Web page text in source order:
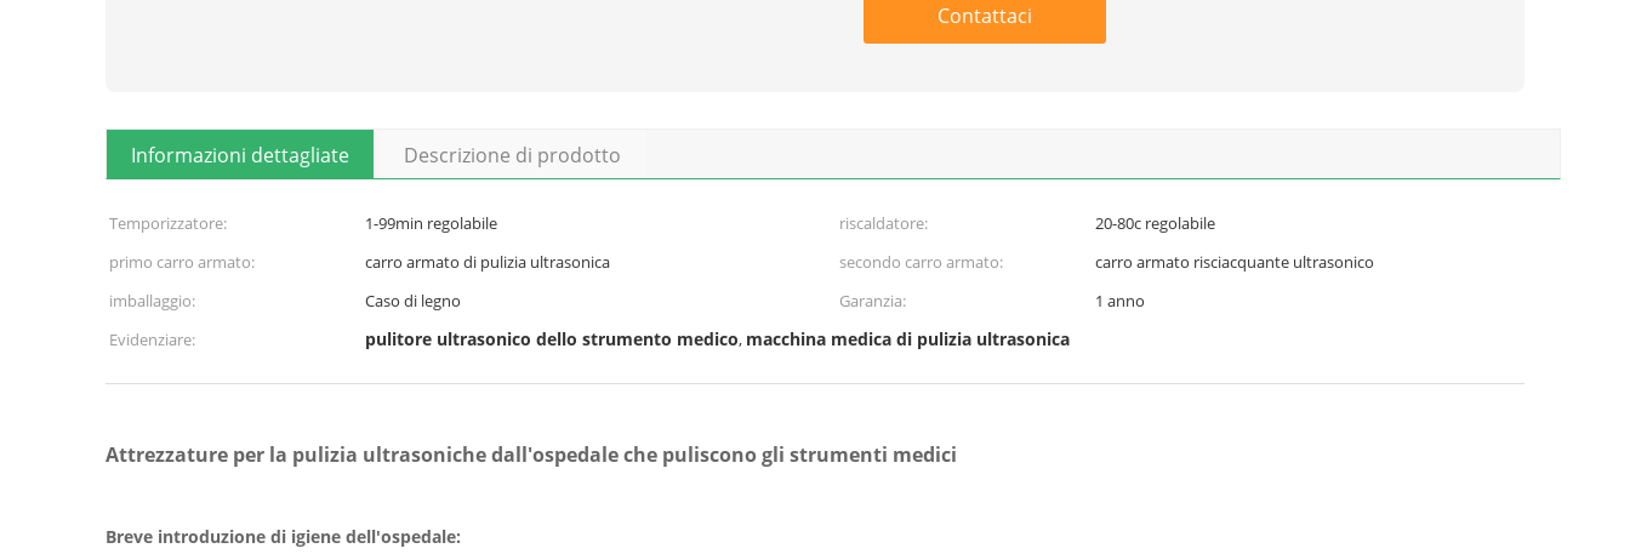
Contattaci
Informazioni dettagliate Descrizione di prodotto
Temporizzatore: 1-99min regolabile riscaldatore:
20-80c regolabile
primo carro armato:
carro armato di pulizia ultrasonica secondo carro armato:
carro armato risciacquante ultrasonico
imballaggio:
Caso di legno Garanzia:
1 anno
Evidenziare:
pulitore ultrasonico dello strumento medico, macchina medica di pulizia ultrasonica
Attrezzature per la pulizia ultrasoniche dall'ospedale che puliscono gli strumenti medici
Breve introduzione di igiene dell'ospedale: